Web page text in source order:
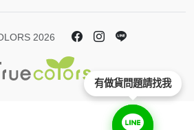
2026
有做貨問題請找我